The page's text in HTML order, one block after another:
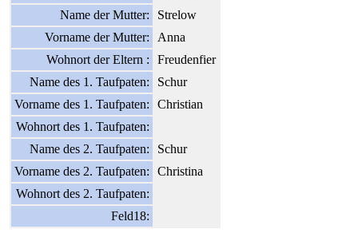
Name der Mutter:
Strelow
Vorname der Mutter:
Anna
Wohnort der Eltern :
Freudenfier
Name des 1. Taufpaten:
Schur
Vorname des 1. Taufpaten:
Christian
Wohnort des 1. Taufpaten:
Name des 2. Taufpaten:
Schur
Vorname des 2. Taufpaten:
Christina
Wohnort des 2. Taufpaten:
Feld18: